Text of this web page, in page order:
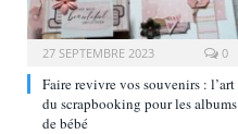
27 SEPTEMBRE 2023 0
Faire revivre vos souvenirs : l’art
du scrapbooking pour les albums
de bébé